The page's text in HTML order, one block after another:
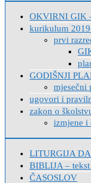
OKVIRNI GIK
kurikulum
prvi
GODIŠNJI
mjesečni
ugovori i
zakon o
izmjene i
LITURGIJA
BIBLIJA –
ČASOSLOV